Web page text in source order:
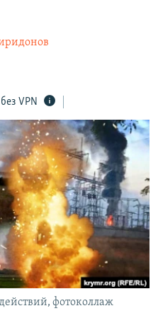
VPN
фотоколлаж